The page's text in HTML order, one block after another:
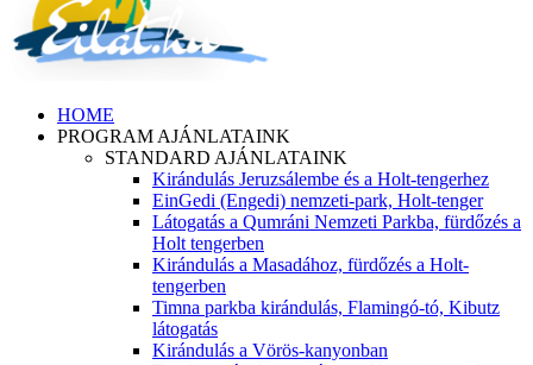
HOME
PROGRAM AJÁNLATAINK
STANDARD AJÁNLATAINK
Kirándulás Jeruzsálembe és a Holt-tengerhez
EinGedi (Engedi) nemzeti-park, Holt-tenger
Látogatás a Qumráni Nemzeti Parkba, fürdőzés a
Holt tengerben
Kirándulás a Masadához, fürdőzés a Holt-
tengerben
Timna parkba kirándulás, Flamingó-tó, Kibutz
látogatás
Kirándulás a Vörös-kanyonban